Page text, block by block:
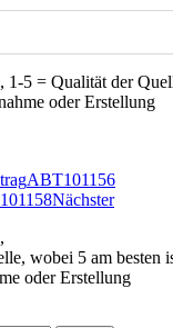
5 = Qualität der
oder Erstellung
ABT101156
Nächster
wobei 5 am besten
oder Erstellung